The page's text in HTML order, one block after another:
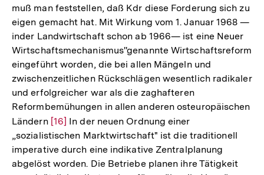
muß man feststellen, daß Kdr diese Forderung sich zu
eigen gemacht hat. Mit Wirkung vom 1. Januar 1968 —
inder Landwirtschaft schon ab 1966— ist eine Neuer
Wirtschaftsmechanismus''genannte Wirtschaftsreform
eingeführt worden, die bei allen Mängeln und
zwischenzeitlichen Rückschlägen wesentlich radikaler
und erfolgreicher war als die zaghafteren
Reformbemühungen in allen anderen osteuropäischen
Ländern Zur
Auflösung
der
Fußnote
[16] In der neuen Ordnung einer
„sozialistischen Marktwirtschaft" ist die traditionell
imperative durch eine indikative Zentralplanung
abgelöst worden. Die Betriebe planen ihre TätigkeitZum